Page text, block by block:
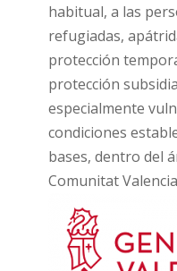
habitual, a las
refugiadas,
protección
protección
especialmente
condiciones
bases, dentro del
Comunitat